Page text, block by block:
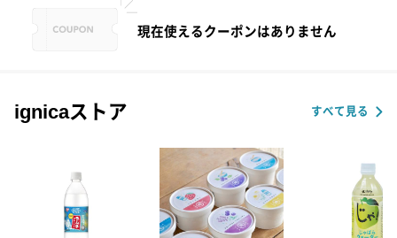
現在使えるクーポンはありません
ignicaストア すべて見る